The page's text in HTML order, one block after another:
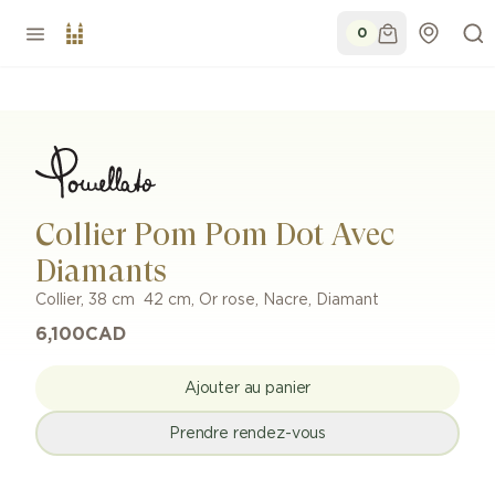
0
Collier Pom Pom Dot Avec
Diamants
Collier, 38 cm  42 cm, Or rose, Nacre, Diamant
6,100CAD
Ajouter au panier
Prendre rendez-vous